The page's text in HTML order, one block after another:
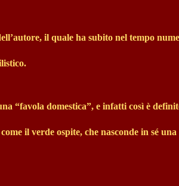
il quale ha subito nel tempo
“favola domestica”, e infatti così è
il verde ospite, che nasconde in sé una